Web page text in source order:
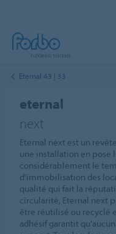
Eternal 43 | 33
eternal
next
Eternal next est un
une installation en pose
considérablement le
d'immobilisation des
qualité qui fait la
circularité, Eternal next
être réutilisé ou recyclé
adhésif garantit